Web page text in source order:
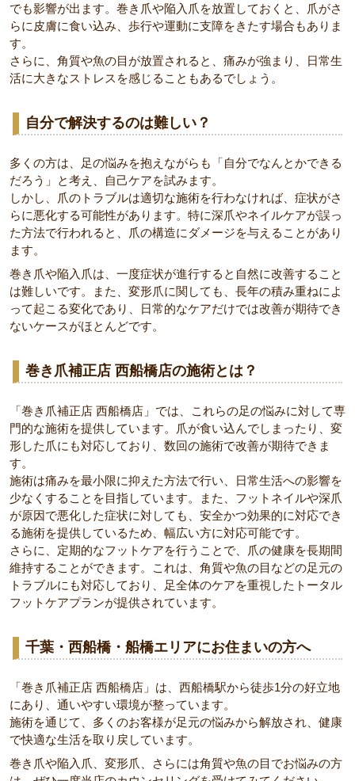
でも影響が出ます。巻き爪や陥入爪を放置しておくと、爪がさ
らに皮膚に食い込み、歩行や運動に支障をきたす場合もありま
す。
さらに、角質や魚の目が放置されると、痛みが強まり、日常生
活に大きなストレスを感じることもあるでしょう。
自分で解決するのは難しい？
多くの方は、足の悩みを抱えながらも「自分でなんとかできる
だろう」と考え、自己ケアを試みます。
しかし、爪のトラブルは適切な施術を行わなければ、症状がさ
らに悪化する可能性があります。特に深爪やネイルケアが誤っ
た方法で行われると、爪の構造にダメージを与えることがあり
ます。
巻き爪や陥入爪は、一度症状が進行すると自然に改善すること
は難しいです。また、変形爪に関しても、長年の積み重ねによ
って起こる変化であり、日常的なケアだけでは改善が期待でき
ないケースがほとんどです。
巻き爪補正店 西船橋店の施術とは？
「巻き爪補正店 西船橋店」では、これらの足の悩みに対して専
門的な施術を提供しています。爪が食い込んでしまったり、変
形した爪にも対応しており、数回の施術で改善が期待できま
す。
施術は痛みを最小限に抑えた方法で行い、日常生活への影響を
少なくすることを目指しています。また、フットネイルや深爪
が原因で悪化した症状に対しても、安全かつ効果的に対応でき
る施術を提供しているため、幅広い方に対応可能です。
さらに、定期的なフットケアを行うことで、爪の健康を長期間
維持することができます。これは、角質や魚の目などの足元の
トラブルにも対応しており、足全体のケアを重視したトータル
フットケアプランが提供されています。
千葉・西船橋・船橋エリアにお住まいの方へ
「巻き爪補正店 西船橋店」は、西船橋駅から徒歩1分の好立地
にあり、通いやすい環境が整っています。
施術を通じて、多くのお客様が足元の悩みから解放され、健康
で快適な生活を取り戻しています。
巻き爪や陥入爪、変形爪、さらには角質や魚の目でお悩みの方